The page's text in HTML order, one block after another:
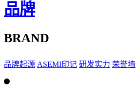
品牌
BRAND
品牌起源 ASEMI印记 研发实力 荣誉墙